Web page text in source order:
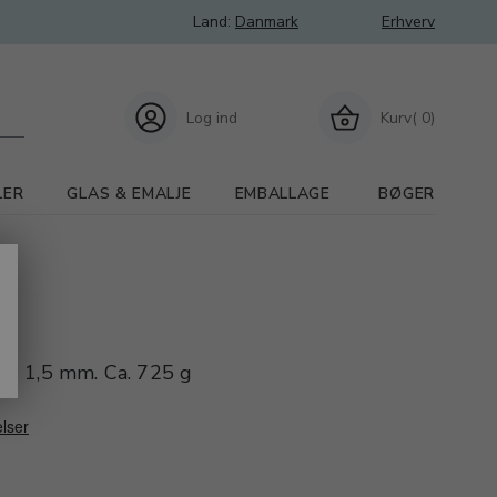
Land: Danmark Erhverv
Kurv( 0)
Log ind
GLAS & EMALJE EMBALLAGE BØGER
1,5 mm. Ca. 725 g